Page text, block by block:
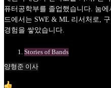
퓨터공학부를 졸업했습니다. 눔
드에서는 SWE & ML 리서처로,
경험을 쌓았습니다.
Stories of Bands
양형준 이사